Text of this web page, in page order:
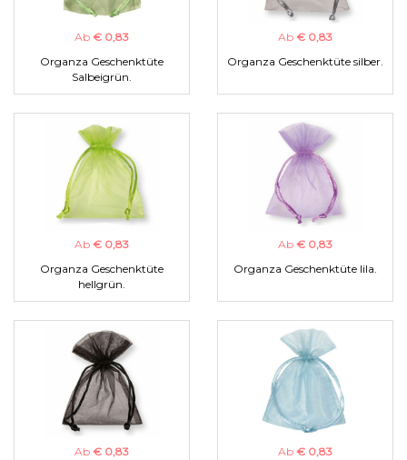
Ab € 0,83
Organza Geschenktüte
Salbeigrün.
Ab € 0,83
Organza Geschenktüte silber.
Ab € 0,83
Organza Geschenktüte
hellgrün.
Ab € 0,83
Organza Geschenktüte lila.
Ab € 0,83
Ab € 0,83